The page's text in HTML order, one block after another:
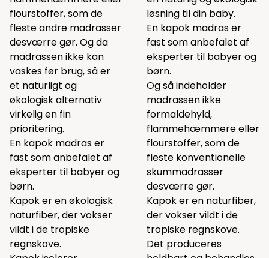
flourstoffer, som de
fleste andre madrasser
desværre gør. Og da
madrassen ikke kan
vaskes før brug, så er
et naturligt og
økologisk alternativ
virkelig en fin
prioritering.
En kapok madras er
fast som anbefalet af
eksperter til babyer og
børn.
Kapok er en økologisk
naturfiber, der vokser
vildt i de tropiske
regnskove.
løsning til din baby.
En kapok madras er
fast som anbefalet af
eksperter til babyer og
børn.
Og så indeholder
madrassen ikke
formaldehyld,
flammehæmmere eller
flourstoffer, som de
fleste konventionelle
skummadrasser
desværre gør.
Kapok er en naturfiber,
der vokser vildt i de
tropiske regnskove.
Det produceres